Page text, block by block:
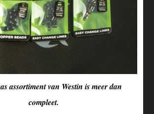
assortiment van Westin is meer dan
compleet.